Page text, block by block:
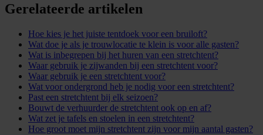
Gerelateerde artikelen
Hoe kies je het juiste tentdoek voor een bruiloft?
Wat doe je als je trouwlocatie te klein is voor alle gasten?
Wat is inbegrepen bij het huren van een stretchtent?
Waar gebruik je zijwanden bij een stretchtent voor?
Waar gebruik je een stretchtent voor?
Wat voor ondergrond heb je nodig voor een stretchtent?
Past een stretchtent bij elk seizoen?
Bouwt de verhuurder de stretchtent ook op en af?
Wat zet je tafels en stoelen in een stretchtent?
Hoe groot moet mijn stretchtent zijn voor mijn aantal gasten?